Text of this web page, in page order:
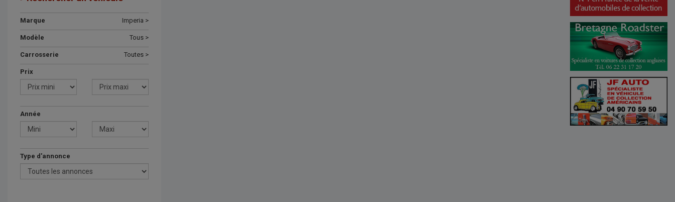
Marque Imperia >
Modèle Tous >
Carrosserie Toutes >
Prix
Année
Type d'annonce